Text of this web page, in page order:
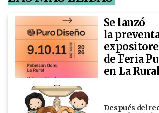
Se lanzó
la
de Feria
en La
Después del